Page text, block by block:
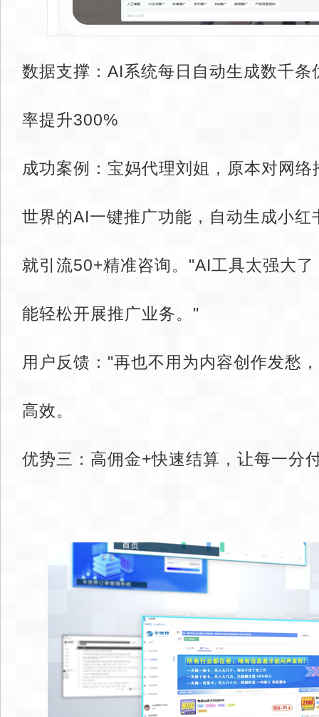
数据支撑：AI系统每日自动生成数千
率提升300%
成功案例：宝妈代理刘姐，原本对网
世界的AI一键推广功能，自动生成小
就引流50+精准咨询。"AI工具太强大
能轻松开展推广业务。"
用户反馈："再也不用为内容创作发愁
高效。
优势三：高佣金+快速结算，让每一分